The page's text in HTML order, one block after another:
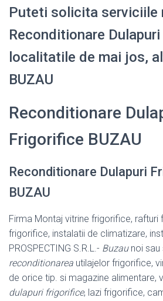
Puteti solicita serviciile
Reconditionare
localitatile de mai jos,
BUZAU
Reconditionare
Frigorifice BUZAU
Reconditionare Dulapuri
BUZAU
Firma Montaj vitrine frigorifice,
frigorifice, instalatii de climatizare,
PROSPECTING S.R.L.- Buzaunoi sau
reconditionarea utilajelor frigorifice,
de orice tip. si magazine alimentare,
dulapuri frigorifice, lazi frigorifice,